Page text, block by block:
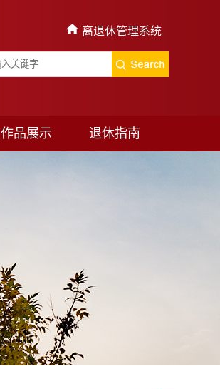
离退休管理系统
作品展示 退休指南